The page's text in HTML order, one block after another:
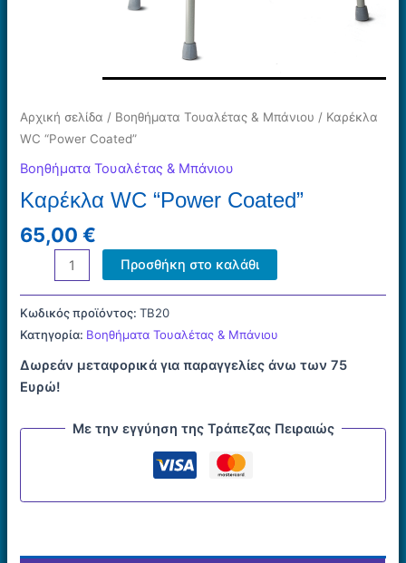
Αρχική σελίδα / Βοηθήματα Τουαλέτας & Μπάνιου / Καρέκλα
WC “Power Coated”
Βοηθήματα Τουαλέτας & Μπάνιου
Καρέκλα WC “Power Coated”
65,00€
Καρέκλα
Coated"
ποσότητα
Προσθήκη στο καλάθι
Κωδικός προϊόντος:ΤΒ20
Κατηγορία: Βοηθήματα Τουαλέτας & Μπάνιου
Δωρεάν μεταφορικά για παραγγελίες άνω των 75
Ευρώ!
Με την εγγύηση της Τράπεζας Πειραιώς